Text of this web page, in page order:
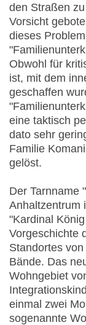
den Straßen
Vorsicht
dieses
Obwohl für
ist, mit dem
geschaffen
eine taktisch
dato sehr
Familie
gelöst.
Der Tarnname
Anhaltzentrum
"Kardinal
Vorgeschichte
Standortes
Bände. Das
Wohngebiet
einmal zwei
sogenannte